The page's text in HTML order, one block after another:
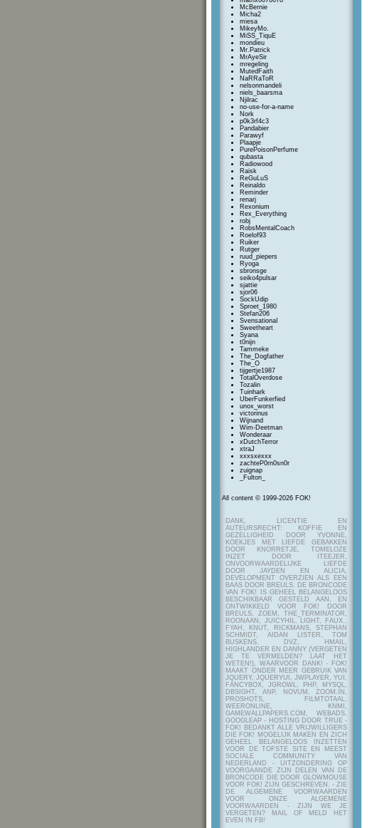
McBernie
Micha2
miesa
MikeyMo.
MiSS_TiquE
mondieu
Mr.Patrick
MrAyeSir
mregeling
MutedFaith
NaRRaToR
nelsonmandeli
niels_baarsma
Njilrac
no-use-for-a-name
Nork
p0k3rf4c3
Pandabier
Parawyf
Plaapje
PurePoisonPerfume
qubasta
Radiowood
Raisk
ReGuLuS
Reinaldo
Reminder
renarj
Rexonium
Rex_Everything
robj
RobsMentalCoach
Roelof93
Ruiker
Rutger
ruud_piepers
Ryoga
sbronsge
seiko4pulsar
sjattie
sjor06
SockUdip
Sproet_1980
Stefan206
SvensationaI
Sweetheart
Syana
t0nijn
Tammeke
The_Dogfather
The_O
tijgertje1987
TotalOverdose
Tozalin
Tuinhark
UberFunkerfied
unox_worst
victorinus
Wijnand
Wim-Deetman
Wonderaar
xDutchTerror
xtraJ
xxxsxexxx
zachteP0rn0sn0r
zuignap
_Fulton_
All content © 1999-2026 FOK!
DANK, LICENTIE EN
AUTEURSRECHT: KOFFIE EN
GEZELLIGHEID DOOR YVONNE,
KOEKJES MET LIEFDE GEBAKKEN
DOOR KNORRETJE, TOMELOZE
INZET DOOR ITEEJER,
ONVOORWAARDELIJKE LIEFDE
DOOR JAYDEN EN ALICIA,
DEVELOPMENT OVERZIEN ALS EEN
BAAS DOOR BREULS. DE BRONCODE
VAN FOK! IS GEHEEL BELANGELOOS
BESCHIKBAAR GESTELD AAN, EN
ONTWIKKELD VOOR FOK! DOOR
BREULS, ZOEM, THE_TERMINATOR,
ROONAAN, JUICYHIL, LIGHT, FAUX.,
FYAH, KNUT, RICKMANS, STEPHAN
SCHMIDT, AIDAN LISTER, TOM
BUSKENS, DVZ, HMAIL,
HIGHLANDER EN DANNY (VERGETEN
JE TE VERMELDEN? LAAT HET
WETEN!), WAARVOOR DANK! - FOK!
MAAKT ONDER MEER GEBRUIK VAN
JQUERY, JQUERYUI, JWPLAYER, YUI,
FANCYBOX, JGROWL, PHP, MYSQL,
DBSIGHT, ANP, NOVUM, ZOOM.IN,
PROSHOTS, FILMTOTAAL,
WEERONLINE, KNMI,
GAMEWALLPAPERS.COM, WEBADS,
GOOGLEAP - HOSTING DOOR TRUE -
FOK! BEDANKT ALLE VRIJWILLIGERS
DIE FOK! MOGELIJK MAKEN EN ZICH
GEHEEL BELANGELOOS INZETTEN
VOOR DE TOFSTE SITE EN MEEST
SOCIALE COMMUNITY VAN
NEDERLAND - UITZONDERING OP
VOORGAANDE ZIJN DELEN VAN DE
BRONCODE DIE DOOR GLOWMOUSE
VOOR FOK! ZIJN GESCHREVEN. - ZIE
DE ALGEMENE VOORWAARDEN
VOOR ONZE ALGEMENE
VOORWAARDEN - ZIJN WE JE
VERGETEN? MAIL OF MELD HET
EVEN IN FB!